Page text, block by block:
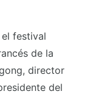
festival
de la
director
del